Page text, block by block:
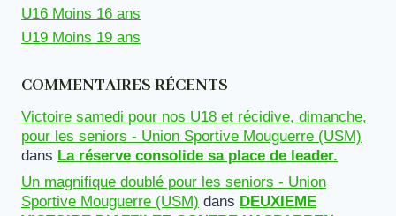
U16 Moins 16 ans
U19 Moins 19 ans
COMMENTAIRES RÉCENTS
Victoire samedi pour nos U18 et récidive, dimanche,
pour les seniors - Union Sportive Mouguerre (USM)
dans La réserve consolide sa place de leader.
Un magnifique doublé pour les seniors - Union
Sportive Mouguerre (USM) dans DEUXIEME